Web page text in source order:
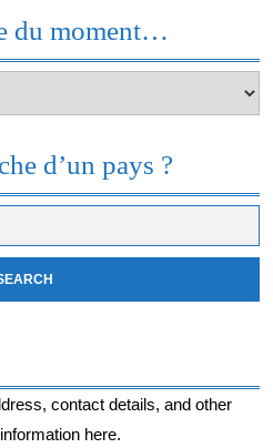
du moment…
d’un pays ?
contact details, and other
here.